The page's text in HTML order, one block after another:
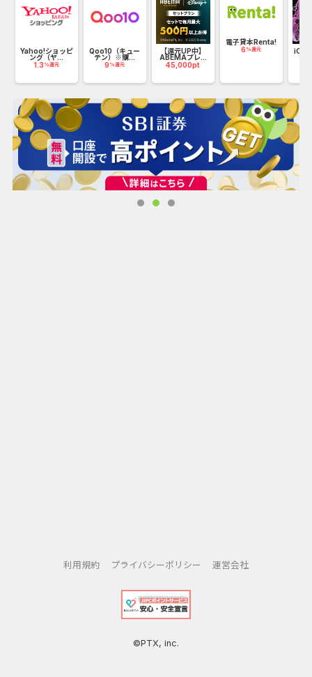
Yahoo!ショッピ
ング（ヤ...
1.3 %還元
Qoo10（キュー
テン）※購...
9 %還元
【還元UP中】
ABEMAプレ...
45,000pt
電子貸本Renta!
6 %還元 iOS_
利用規約 プライバシーポリシー 運営会社
©PTX, inc.